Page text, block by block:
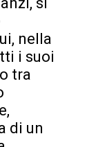
nella
i suoi
tra
di un